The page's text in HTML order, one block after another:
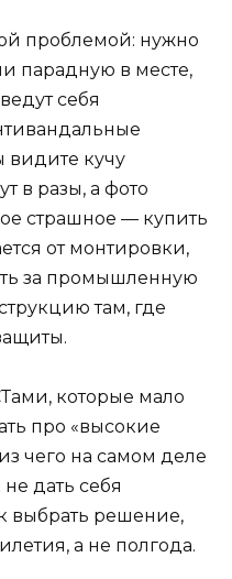
проблемой: нужно
парадную в месте,
себя
видите кучу
в разы, а фото
страшное — купить
от монтировки,
за промышленную
там, где
которые мало
про «высокие
чего на самом деле
дать себя
выбрать решение,
а не полгода.